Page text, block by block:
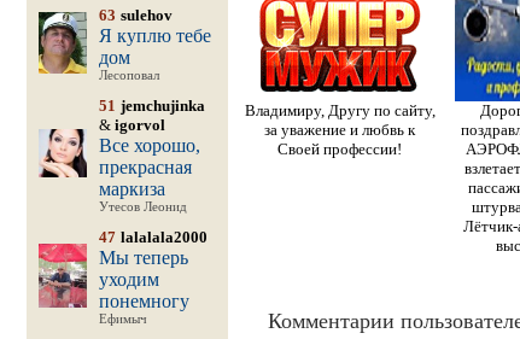
63 sulehov
Я куплю тебе
дом
Лесоповал
51 jemchujinka
& igorvol
Все хорошо,
прекрасная
маркиза
Утесов Леонид
47 lalalala2000
Мы теперь
уходим
понемногу
Ефимыч
Владимиру, Другу по сайту,
за уважение и любвь к
Своей профессии!
Комментарии